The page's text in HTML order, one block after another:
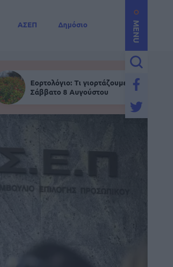
MENU
ΑΣΕΠ
Δημόσιο
Εορτολόγιο: Τι γιορτάζουμε σήμερα,
Σάββατο 8 Αυγούστου